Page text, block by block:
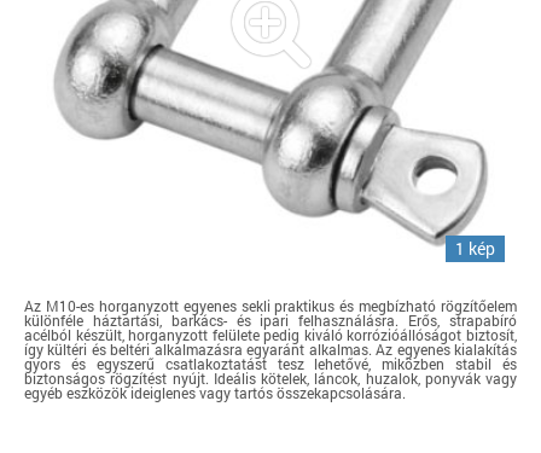
1 kép
Az M10-es horganyzott egyenes sekli praktikus és megbízható rögzítőelem
különféle háztartási, barkács- és ipari felhasználásra. Erős, strapabíró
acélból készült, horganyzott felülete pedig kiváló korrózióállóságot biztosít,
így kültéri és beltéri alkalmazásra egyaránt alkalmas. Az egyenes kialakítás
gyors és egyszerű csatlakoztatást tesz lehetővé, miközben stabil és
biztonságos rögzítést nyújt. Ideális kötelek, láncok, huzalok, ponyvák vagy
egyéb eszközök ideiglenes vagy tartós összekapcsolására.